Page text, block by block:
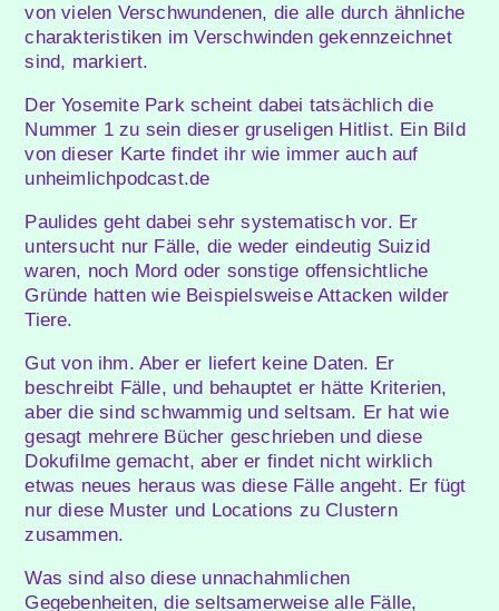
von vielen Verschwundenen, die alle durch ähnliche
charakteristiken im Verschwinden gekennzeichnet
sind, markiert.
Der Yosemite Park scheint dabei tatsächlich die
Nummer 1 zu sein dieser gruseligen Hitlist. Ein Bild
von dieser Karte findet ihr wie immer auch auf
unheimlichpodcast.de
Paulides geht dabei sehr systematisch vor. Er
untersucht nur Fälle, die weder eindeutig Suizid
waren, noch Mord oder sonstige offensichtliche
Gründe hatten wie Beispielsweise Attacken wilder
Tiere.
Gut von ihm. Aber er liefert keine Daten. Er
beschreibt Fälle, und behauptet er hätte Kriterien,
aber die sind schwammig und seltsam. Er hat wie
gesagt mehrere Bücher geschrieben und diese
Dokufilme gemacht, aber er findet nicht wirklich
etwas neues heraus was diese Fälle angeht. Er fügt
nur diese Muster und Locations zu Clustern
zusammen.
Was sind also diese unnachahmlichen
Gegebenheiten, die seltsamerweise alle Fälle,